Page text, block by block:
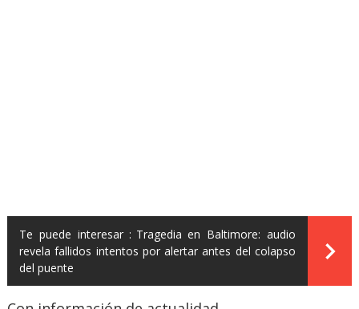
Te puede interesar : Tragedia en Baltimore: audio
revela fallidos intentos por alertar antes del colapso
del puente